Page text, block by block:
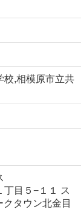
校,相模原市立共
丁目５−１１ ス
タウン北金目